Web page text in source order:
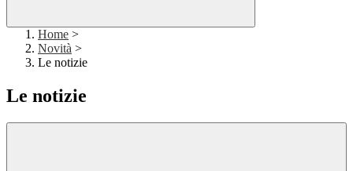
Home >
Novità >
Le notizie
Le notizie